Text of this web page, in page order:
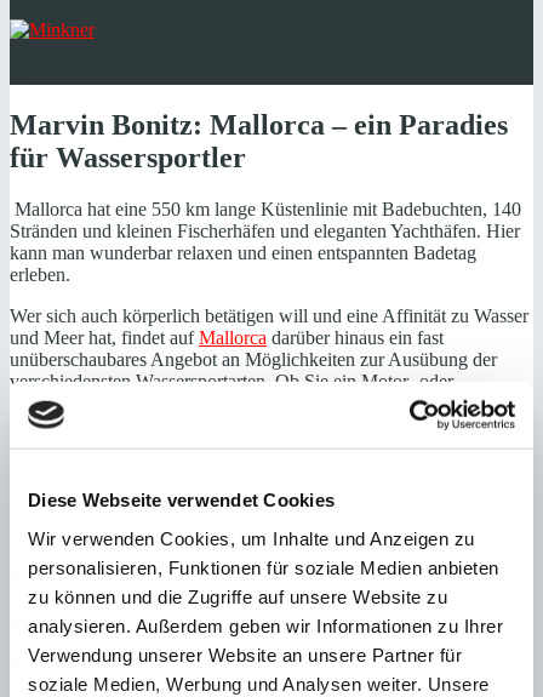
Diese Webseite verwendet Cookies
Wir verwenden Cookies, um Inhalte und Anzeigen zu
personalisieren, Funktionen für soziale Medien anbieten
zu können und die Zugriffe auf unsere Website zu
analysieren. Außerdem geben wir Informationen zu Ihrer
Verwendung unserer Website an unsere Partner für
soziale Medien, Werbung und Analysen weiter. Unsere
Marvin Bonitz: Mallorca – ein Paradies
für Wassersportler
Mallorca hat eine 550 km lange Küstenlinie mit Badebuchten, 140
Stränden und kleinen Fischerhäfen und eleganten Yachthäfen. Hier
kann man wunderbar relaxen und einen entspannten Badetag
erleben.
Wer sich auch körperlich betätigen will und eine Affinität zu Wasser
und Meer hat, findet aufMallorca darüber hinaus ein fast
unüberschaubares Angebot an Möglichkeiten zur Ausübung der
verschiedensten Wassersportarten. Ob Sie ein Motor- oder
Segelboot (mit und ohne Kapitän) chartern oder in einsamen
Buchten schnorcheln oder tauchen wollen, ob sie sich mit Jetskis an
Wettfahrten beteiligen oder – die Adrenalin-Variante – Surfen,
wahres Paradies für Wassersportler.
Wer sich für das Fahren mit einem Motor- oder Segelboot,
Schnorcheln oder Tauchen oder die verschiedenen Möglichkeiten
des Surfens interessiert, für den werden die folgenden Hinweise und
Adressen hilfreich sein, Mallorca als Paradies für Wassersportler zu
entdecken und zu erleben. In allen Küstenorten gibt es attraktive
Angebote, den Verleih und die Wartung von Sportgeräten und für
den Anfänger und noch nicht so erfahrenen Sportler Schulen und
Ausbildungsstätten. Ich wünsche Ihnen unvergessliche Momente